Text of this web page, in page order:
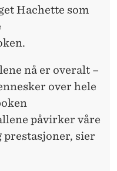
Hachette som
nå er overalt –
over hele
påvirker våre
prestasjoner, sier